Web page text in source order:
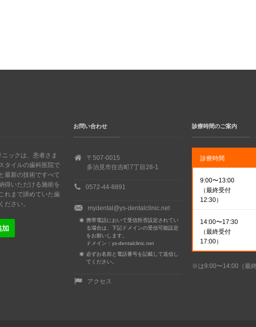
ックは、患者さま
タイルの歯科医院で
最新の技術ですべて
得いただける施術を
れまで諦めていた歯
ださい。
お問い合わせ
〒507-0015
多治見市住吉町7丁目28-1
0572-44-8891
mydental@ys-dentalclinic.net
携帯電話において受信拒否設定されてい
る場合は、下記ドメインの受信可能設定
をお願いします。
ドメイン：ys-dentalclinic.net
必ずお名前と電話番号を記載して送信し
てください。
アクセス
診療時間のご案内
診療時間
9:00〜13:00
（最終受付
12:30）
14:00〜17:30
（最終受付
17:00）
※は9:00〜14:00（最終